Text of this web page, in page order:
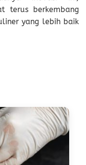
terus berkembang
yang lebih baik